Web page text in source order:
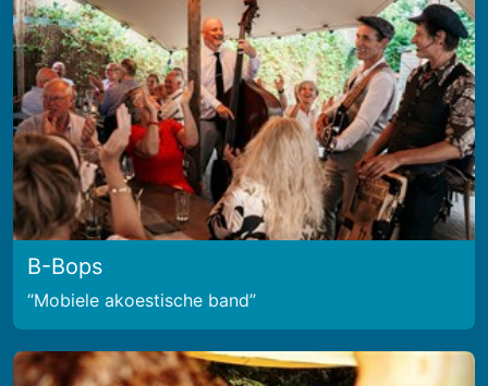
B-Bops
Mobiele akoestische band